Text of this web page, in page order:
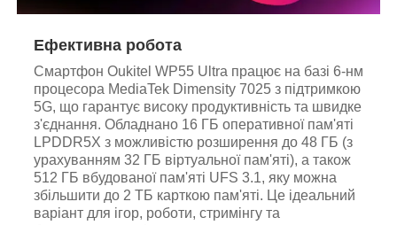
Ефективна робота
Смартфон Oukitel WP55 Ultra працює на базі 6-нм
процесора MediaTek Dimensity 7025 з підтримкою
5G, що гарантує високу продуктивність та швидке
з'єднання. Обладнано 16 ГБ оперативної пам'яті
LPDDR5X з можливістю розширення до 48 ГБ (з
урахуванням 32 ГБ віртуальної пам'яті), а також
512 ГБ вбудованої пам'яті UFS 3.1, яку можна
збільшити до 2 ТБ карткою пам'яті. Це ідеальний
варіант для ігор, роботи, стримінгу та